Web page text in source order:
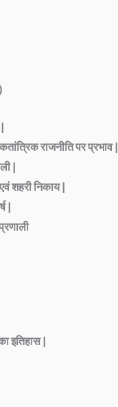
राजनीति पर प्रभाव |
|
शहरी निकाय |
|
इतिहास |